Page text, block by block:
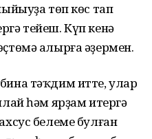
төп көс тап
тейеш. Күп кенә
алырға әҙермен.
тәҡдим итте, улар
һәм ярҙам итергә
белеме булған